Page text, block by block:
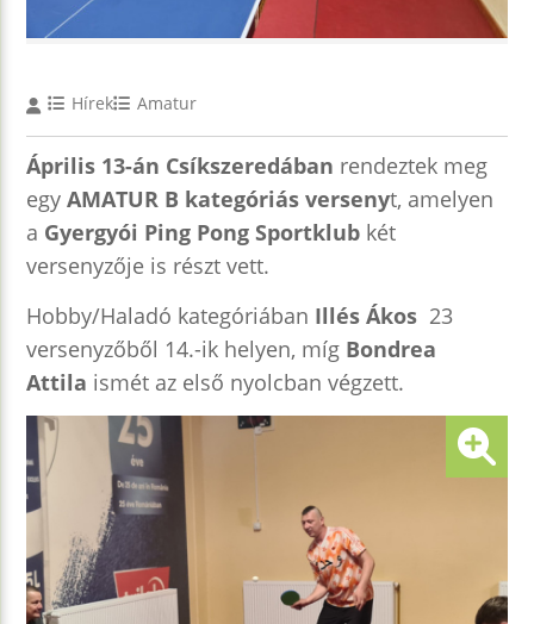
Hírek Amatur
Április 13-án Csíkszeredában rendeztek meg
egy AMATUR B kategóriás versenyt, amelyen
a Gyergyói Ping Pong Sportklub két
versenyzője is részt vett.
Hobby/Haladó kategóriában Illés Ákos 23
versenyzőből 14.-ik helyen, míg Bondrea
Attila ismét az első nyolcban végzett.